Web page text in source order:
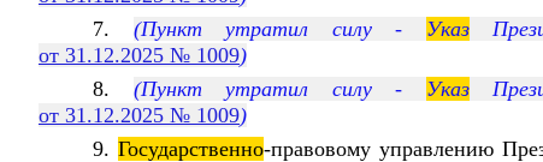
7. (Пункт утратил силу - Указ
от 31.12.2025 № 1009)
8. (Пункт утратил силу - Указ
от 31.12.2025 № 1009)
9. Государственно-правовому управлению